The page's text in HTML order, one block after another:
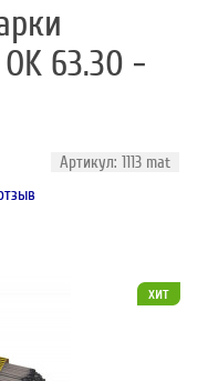
63.30 -
Артикул: 1113 mat
хит